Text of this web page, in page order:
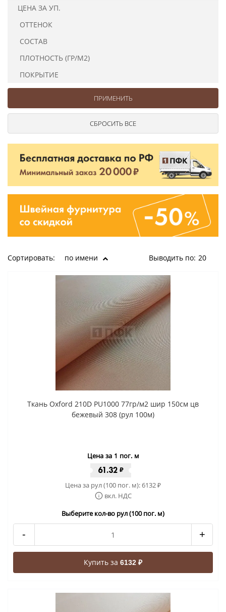
ЦЕНА ЗА УП.
ОТТЕНОК
СОСТАВ
ПЛОТНОСТЬ (ГР/М2)
ПОКРЫТИЕ
Сортировать: по имени Выводить по: 20
Ткань Oxford 210D PU1000 77гр/м2 шир 150см цв
бежевый 308 (рул 100м)
Цена за 1 пог. м
61.32 ₽
Цена за рул (100 пог. м):6132₽
вкл. НДС
Выберите кол-во рул (100 пог. м)
- +
Купить за 6132 ₽
Ушковые
Цепочки шарики с замком
Ткани
Сумочная фурнитура